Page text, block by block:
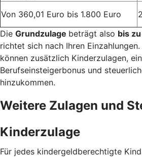
Von 360,01 Euro bis 1.800 Euro
Die Grundzulage beträgt also bis
richtet sich nach Ihren
können zusätzlich Kinderzulagen, ein
Berufseinsteigerbonus und
hinzukommen.
Weitere Zulagen und
Kinderzulage
Für jedes kindergeldberechtigte